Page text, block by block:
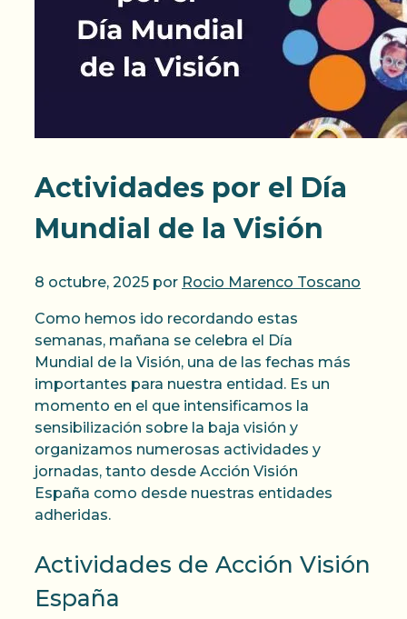
Actividades por el Día
Mundial de la Visión
8 octubre, 2025 por Rocio Marenco Toscano
Como hemos ido recordando estas
semanas, mañana se celebra el Día
Mundial de la Visión, una de las fechas más
importantes para nuestra entidad. Es un
momento en el que intensificamos la
sensibilización sobre la baja visión y
organizamos numerosas actividades y
jornadas, tanto desde Acción Visión
España como desde nuestras entidades
adheridas.
Actividades de Acción Visión
España